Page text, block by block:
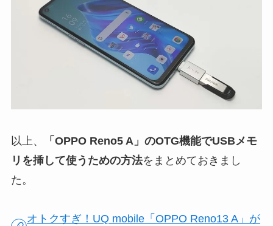
以上、
「OPPO Reno5 A」のOTG機能でUSBメモ
リを挿して使うための方法をまとめておきまし
た。
オトクすぎ！UQ mobile「OPPO Reno13 A」が